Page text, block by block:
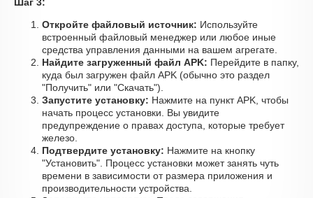
Откройте файловый источник: Используйте
встроенный файловый менеджер или любое иные
средства управления данными на вашем агрегате.
Найдите загруженный файл APK: Перейдите в папку,
куда был загружен файл APK (обычно это раздел
"Получить" или "Скачать").
Запустите установку: Нажмите на пункт APK, чтобы
начать процесс установки. Вы увидите
предупреждение о правах доступа, которые требует
железо.
Подтвердите установку: Нажмите на кнопку
"Установить". Процесс установки может занять чуть
времени в зависимости от размера приложения и
производительности устройства.